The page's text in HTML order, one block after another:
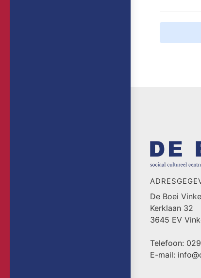
De Boei
Kerklaan 32
3645 EV
Telefoon:
E-mail: